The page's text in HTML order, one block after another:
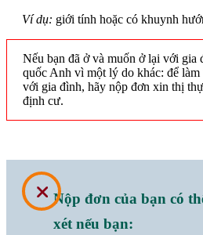
Ví dụ: giới tính hoặc có khuynh
Nếu bạn đã ở và muốn ở lại với gia
quốc Anh vì một lý do khác: để làm
với gia đình, hãy nộp đơn xin thị
định cư.
⛌ Nộp đơn của bạn có
xét nếu bạn: